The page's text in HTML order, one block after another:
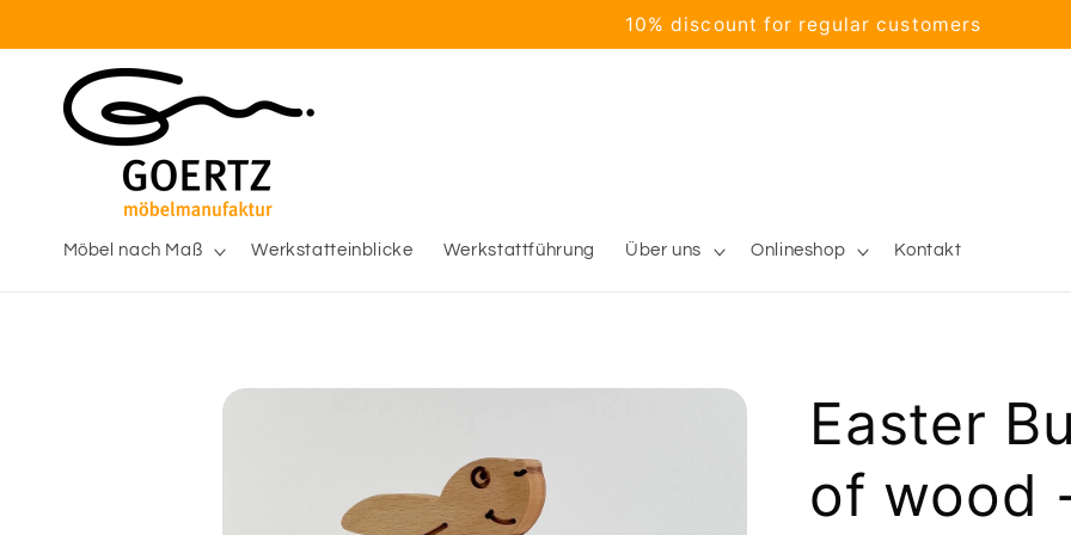
10% discount for regular customers
Möbel nach Maß Werkstatteinblicke Werkstattführung Über uns Onlineshop Kontakt
Easter
of wood